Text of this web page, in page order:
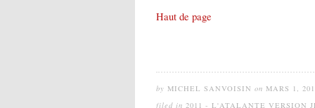
Haut de page
by MICHEL SANVOISIN on MARS 1,
filed in 2011 - L'ATALANTE VERSION